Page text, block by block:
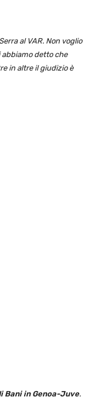
al VAR. Non voglio
abbiamo detto che
in altre il giudizio è
Bani in Genoa-Juve.